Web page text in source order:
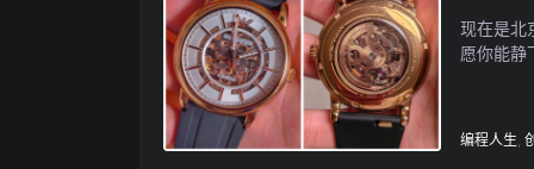
现在是北
愿你能
编程人生,